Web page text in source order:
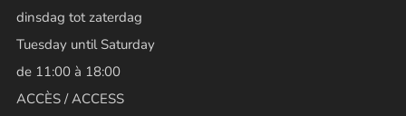
dinsdag tot zaterdag
Tuesday until Saturday
de 11:00 à 18:00
ACCÈS / ACCESS